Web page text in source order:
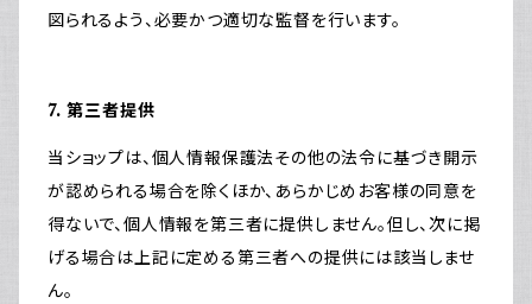
図られるよう、必要かつ適切な監督を行います。
7. 第三者提供
当ショップは、個人情報保護法その他の法令に基づき開示
が認められる場合を除くほか、あらかじめお客様の同意を
得ないで、個人情報を第三者に提供しません。但し、次に掲
げる場合は上記に定める第三者への提供には該当しませ
ん。